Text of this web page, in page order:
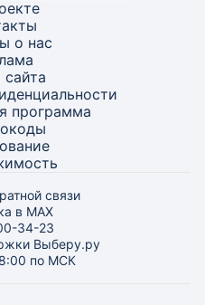
о нас
сайта
программа
связи
в MAX
34-23
Выберу.ру
по МСК